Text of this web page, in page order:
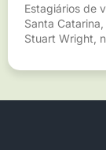
Estagiários de
Santa
Stuart Wright,